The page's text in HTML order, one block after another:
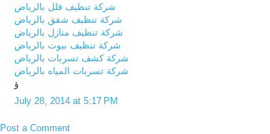
شركة تنظيف فلل بالرياض
شركة تنظيف شقق بالرياض
شركة تنظيف منازل بالرياض
شركة تنظيف بيوت بالرياض
شركة كشف تسربات بالرياض
شركة تسربات المياه بالرياض
ؤ
July 28, 2014 at 5:17 PM
Post a Comment